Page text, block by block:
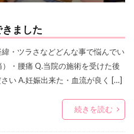
ました
・ツラさなどどんな事で悩んでい
・腰痛 Q.当院の施術を受けた後
い A.妊娠出来た・血流が良く […]
続きを読む